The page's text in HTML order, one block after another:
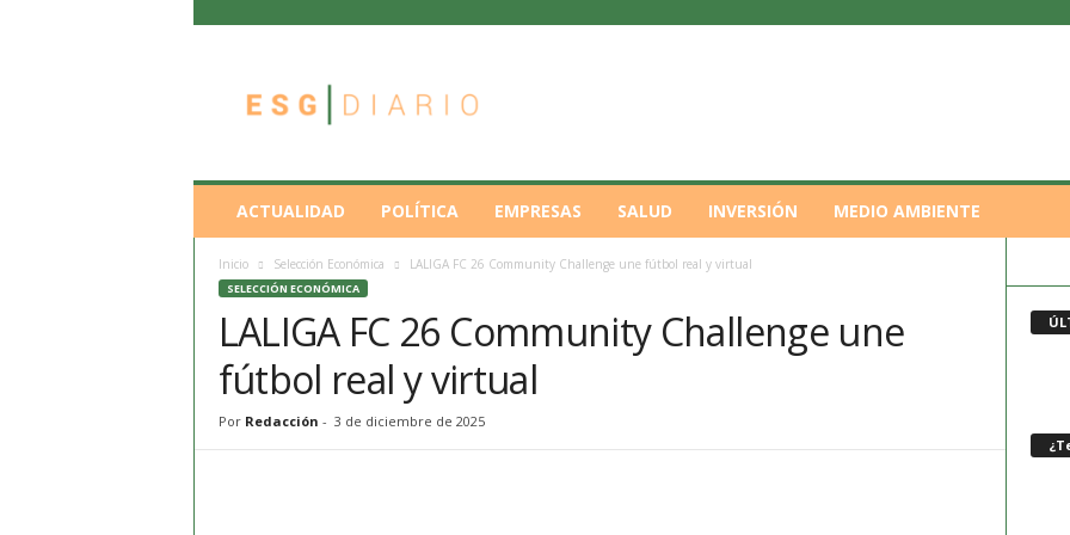
ACTUALIDAD POLÍTICA EMPRESAS SALUD INVERSIÓN MEDIO AMBIENTE
Inicio Selección Económica LALIGA FC 26 Community Challenge une fútbol real y virtual
SELECCIÓN ECONÓMICA
LALIGA FC 26 Community Challenge une
fútbol real y virtual
Por Redacción - 3 de diciembre de 2025